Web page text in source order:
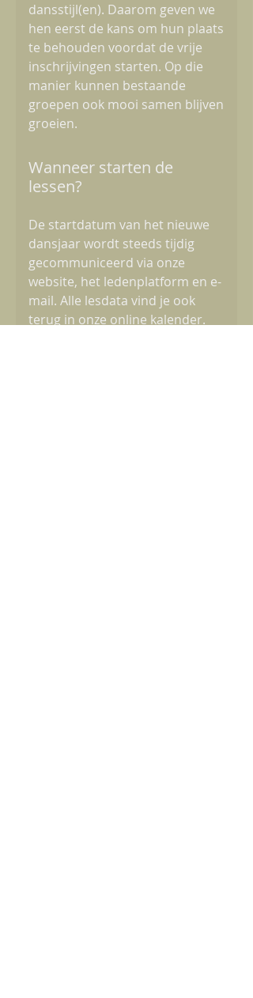
dansstijl(en). Daarom geven we
hen eerst de kans om hun plaats
te behouden voordat de vrije
inschrijvingen starten. Op die
manier kunnen bestaande
groepen ook mooi samen blijven
groeien.
Wanneer starten de
lessen?
De startdatum van het nieuwe
dansjaar wordt steeds tijdig
gecommuniceerd via onze
website, het ledenplatform en e-
mail. Alle lesdata vind je ook
terug in onze online kalender.